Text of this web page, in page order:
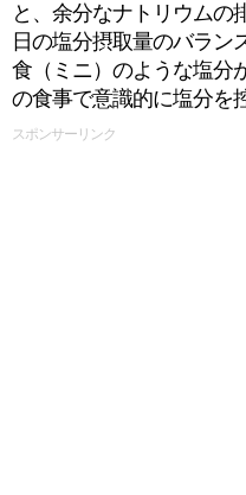
と、余分なナトリウムの
日の塩分摂取量のバラン
食（ミニ）のような塩分
の食事で意識的に塩分を
スポンサーリンク